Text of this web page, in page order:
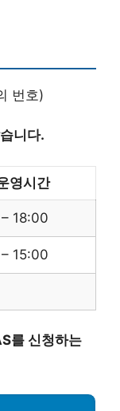
번호)
니다.
영시간
18:00
15:00
를 신청하는